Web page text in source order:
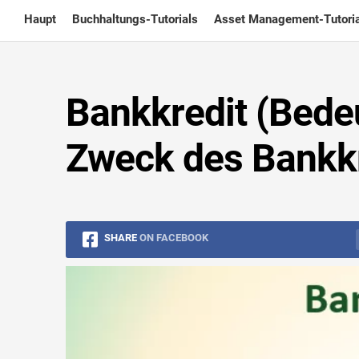
content
Haupt Buchhaltungs-Tutorials Asset Management-
Bankkredit
Zweck des
SHARE ON FACEBOOK